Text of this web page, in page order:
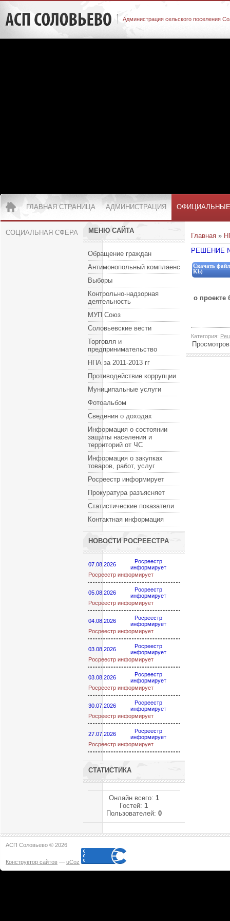
Администрация сельского поселения
ГЛАВНАЯ СТРАНИЦА АДМИНИСТРАЦИЯ
СОЦИАЛЬНАЯ СФЕРА МЕНЮ САЙТА
Обращение граждан
Антимонопольный комплаенс
Выборы
Контрольно-надзорная
деятельность
МУП Союз
Соловьевские вести
Торговля и
предпринимательство
НПА за 2011-2013 гг
Противодействие коррупции
Муниципальные услуги
Фотоальбом
Сведения о доходах
Информация о состоянии
защиты населения и
территорий от ЧС
Информация о закупках
товаров, работ, услуг
Росреестр информирует
Прокуратура разъясняет
Статистические показатели
Контактная информация
НОВОСТИ РОСРЕЕСТРА
07.08.2026
Росреестр
информирует
Росреестр информирует
05.08.2026
Росреестр
информирует
Росреестр информирует
04.08.2026
Росреестр
информирует
Росреестр информирует
03.08.2026
Росреестр
информирует
Росреестр информирует
03.08.2026
Росреестр
информирует
Росреестр информирует
30.07.2026
Росреестр
информирует
Росреестр информирует
27.07.2026
Росреестр
информирует
Росреестр информирует
СТАТИСТИКА
Онлайн всего: 1
Гостей:1
Пользователей: 0
Главная »
РЕШЕНИЕ №
Скачать
Kb)
о проекте
Категория:
Просмотров
АСП Соловьево © 2026
Конструктор сайтов — uCoz